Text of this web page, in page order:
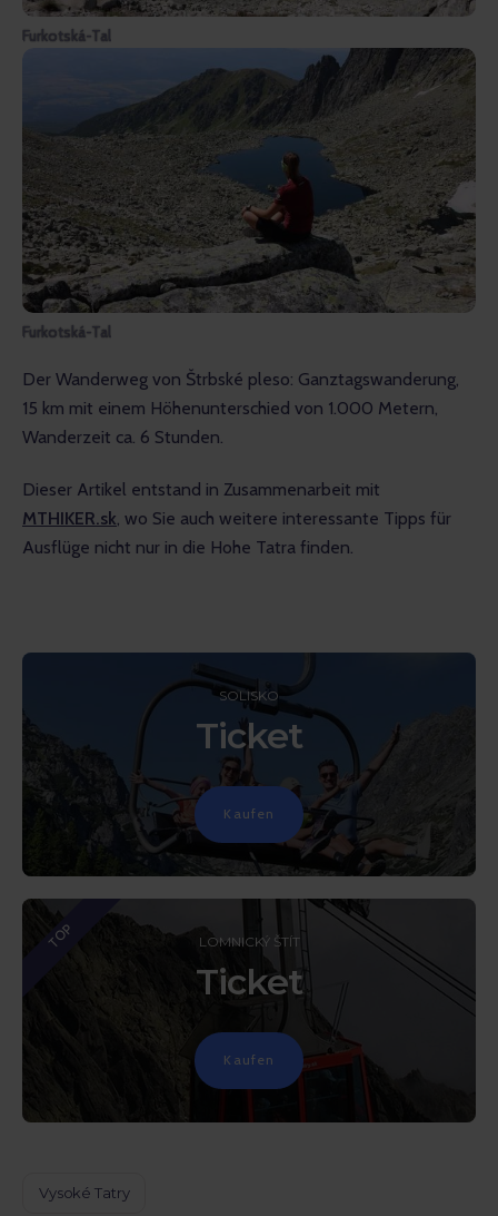
Furkotská-Tal
Furkotská-Tal
Der Wanderweg von Štrbské pleso: Ganztagswanderung,
15 km mit einem Höhenunterschied von 1.000 Metern,
Wanderzeit ca. 6 Stunden.
Dieser Artikel entstand in Zusammenarbeit mit
MTHIKER.sk, wo Sie auch weitere interessante Tipps für
Ausflüge nicht nur in die Hohe Tatra finden.
SOLISKO
Ticket
Kaufen
TOP LOMNICKÝ ŠTÍT
Ticket
Kaufen
Vysoké Tatry